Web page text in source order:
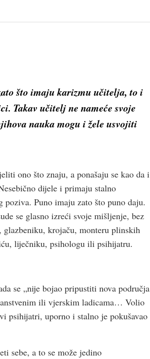
što imaju karizmu učitelja, to i
Takav učitelj ne nameće svoje
nauka mogu i žele usvojiti
ono što znaju, a ponašaju se kao da i
dijele i primaju stalno
Puno imaju zato što puno daju.
se glasno izreći svoje mišljenje, bez
krojaču, monteru plinskih
liječniku, psihologu ili psihijatru.
se „nije bojao pripustiti nova područja
ili vjerskim ladicama… Volio
psihijatri, uporno i stalno je pokušavao
sebe, a to se može jedino